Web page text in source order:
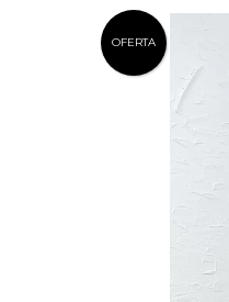
OFERTA